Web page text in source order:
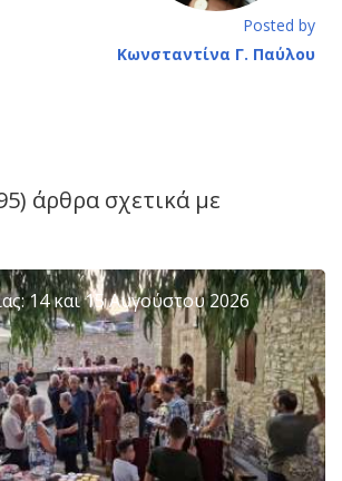
Posted by
Κωνσταντίνα Γ. Παύλου
άρθρα σχετικά με
14 και 15 Αυγούστου 2026